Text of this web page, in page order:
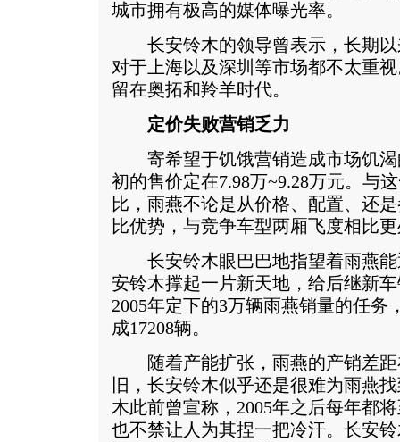
城市拥有极高的媒体曝光率。
长安铃木的领导曾表示，长期以
对于上海以及深圳等市场都不太重
留在奥拓和羚羊时代。
定价失败营销乏力
寄希望于饥饿营销造成市场饥渴
初的售价定在7.98万~9.28万元。与
比，雨燕不论是从价格、配置、还
比优势，与竞争车型两厢飞度相比
长安铃木眼巴巴地指望着雨燕能
安铃木撑起一片新天地，给后继新
2005年定下的3万辆雨燕销量的任务
成17208辆。
随着产能扩张，雨燕的产销差距
旧，长安铃木似乎还是很难为雨燕
木此前曾宣称，2005年之后每年都
也不禁让人为其捏一把冷汗。长安